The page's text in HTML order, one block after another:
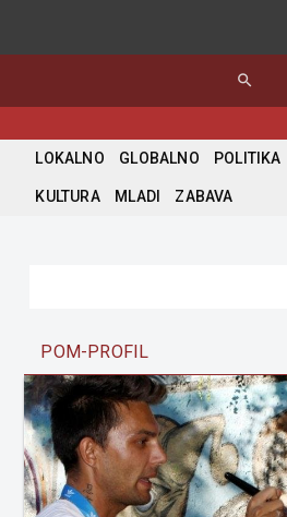
search
LOKALNO GLOBALNO POLITIKA
KULTURA MLADI ZABAVA
POM-PROFIL